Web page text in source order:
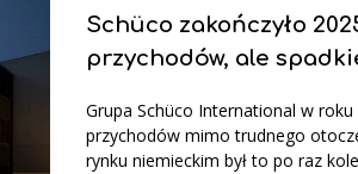
Schüco zakończyło
przychodów, ale
Grupa Schüco International w
przychodów mimo trudnego
rynku niemieckim był to po raz